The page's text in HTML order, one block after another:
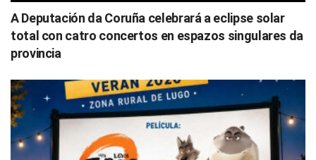
A Deputación da Coruña celebrará a eclipse solar
total con catro concertos en espazos singulares da
provincia